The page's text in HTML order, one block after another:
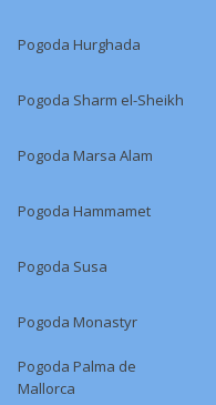
Pogoda Hurghada
Pogoda Sharm el-Sheikh
Pogoda Marsa Alam
Pogoda Hammamet
Pogoda Susa
Pogoda Monastyr
Pogoda Palma de
Mallorca